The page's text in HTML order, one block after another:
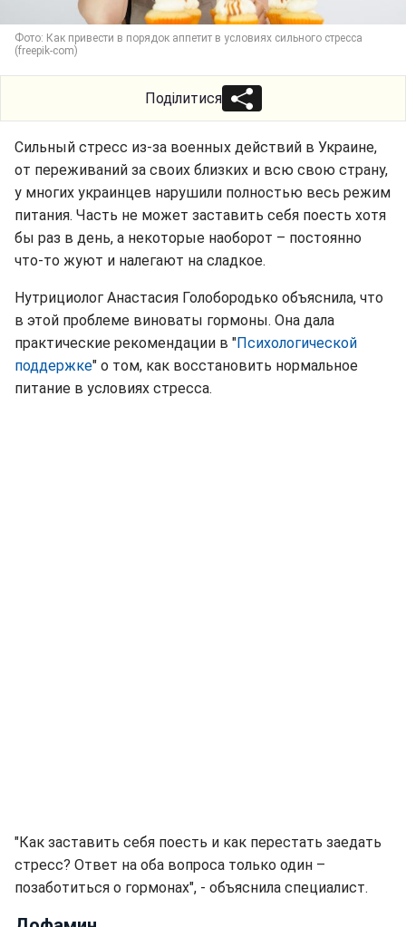
Фото: Как привести в порядок аппетит в условиях сильного стресса
(freepik-com)
Поділитися
Сильный стресс из-за военных действий в Украине,
от переживаний за своих близких и всю свою страну,
у многих украинцев нарушили полностью весь режим
питания. Часть не может заставить себя поесть хотя
бы раз в день, а некоторые наоборот – постоянно
что-то жуют и налегают на сладкое.
Нутрициолог Анастасия Голобородько объяснила, что
в этой проблеме виноваты гормоны. Она дала
практические рекомендации в "Психологической
поддержке" о том, как восстановить нормальное
питание в условиях стресса.
"Как заставить себя поесть и как перестать заедать
стресс? Ответ на оба вопроса только один –
позаботиться о гормонах", - объяснила специалист.